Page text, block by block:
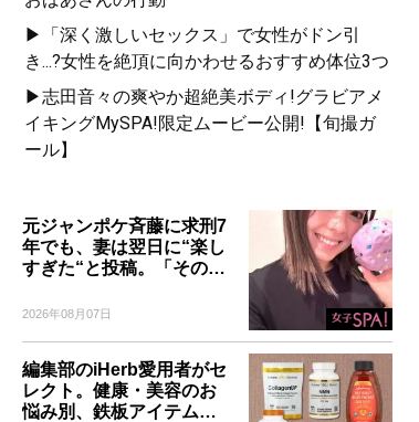
▶「深く激しいセックス」で女性がドン引
き...?女性を絶頂に向かわせるおすすめ体位3つ
▶志田音々の爽やか超絶美ボディ!グラビアメ
イキングMySPA!限定ムービー公開!【旬撮ガ
ール】
元ジャンポケ斉藤に求刑7
年でも、妻は翌日に“楽し
すぎた“と投稿。「その…
2026年08月07日
編集部のiHerb愛用者がセ
レクト。健康・美容のお
悩み別、鉄板アイテム…